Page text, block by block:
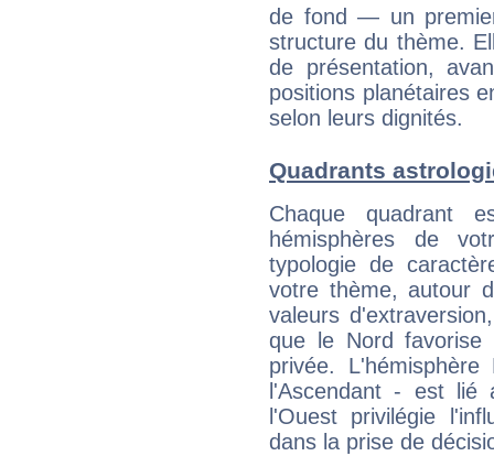
de fond — un
structure du thème.
de présentation,
positions planétaires
selon leurs dignités.
Quadrants
Chaque quadrant
hémisphères de
typologie de
votre thème, autour
valeurs
que le Nord favorise
privée.
l'Ascendant - est
l'Ouest privilégie
dans la prise de